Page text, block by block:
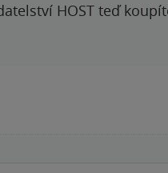
HOST teď